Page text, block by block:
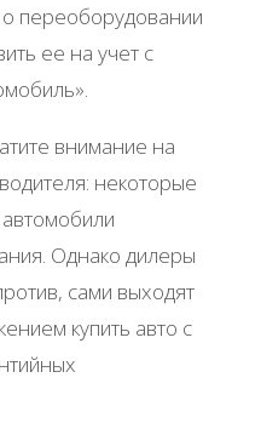
переоборудовании
ее на учет с
внимание на
некоторые
Однако дилеры
сами выходят
купить авто с